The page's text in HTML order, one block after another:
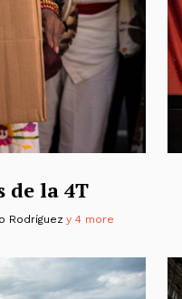
de la 4T
Rodríguez y 4 more